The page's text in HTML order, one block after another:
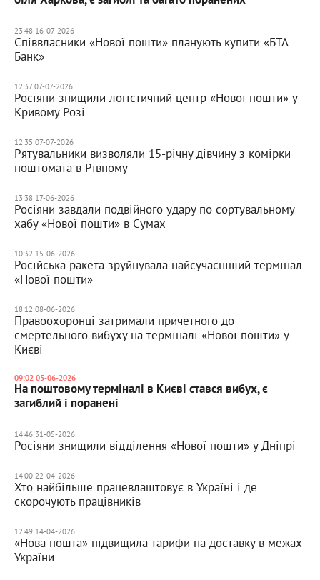
23:48 16-07-2026
Співвласники «Нової пошти» планують купити «БТА
Банк»
12:37 07-07-2026
Росіяни знищили логістичний центр «Нової пошти» у
Кривому Розі
12:35 07-07-2026
Рятувальники визволяли 15-річну дівчину з комірки
поштомата в Рівному
13:38 17-06-2026
Росіяни завдали подвійного удару по сортувальному
хабу «Нової пошти» в Сумах
10:32 15-06-2026
Російська ракета зруйнувала найсучасніший термінал
«Нової пошти»
18:12 08-06-2026
Правоохоронці затримали причетного до
смертельного вибуху на терміналі «Нової пошти» у
Києві
09:02 05-06-2026
На поштовому терміналі в Києві стався вибух, є
загиблий і поранені
14:46 31-05-2026
Росіяни знищили відділення «Нової пошти» у Дніпрі
14:00 22-04-2026
Хто найбільше працевлаштовує в Україні і де
скорочують працівників
12:49 14-04-2026
«Нова пошта» підвищила тарифи на доставку в межах
України